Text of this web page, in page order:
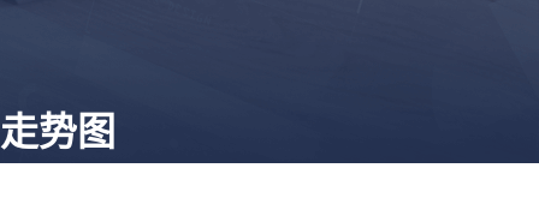
走势图